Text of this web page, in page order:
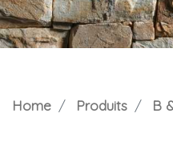
Home Produits B